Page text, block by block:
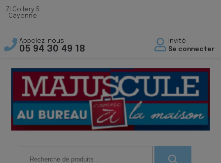
ZI Collery 5
Cayenne
Appelez-nous
05 94 30 49 18
Invité
Se connecter
pour :